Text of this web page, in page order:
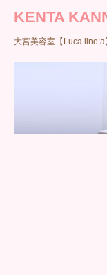
KENTA
大宮美容室【Luca